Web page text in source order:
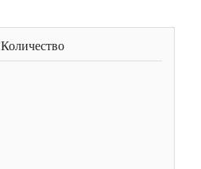
Количество